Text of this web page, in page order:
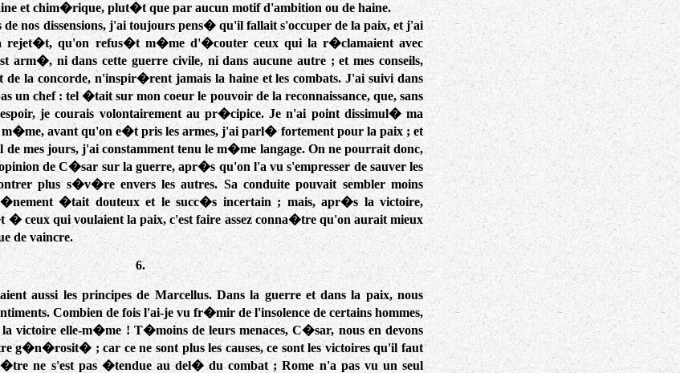
et chim�rique, plut�t que par aucun motif d'ambition ou de haine.
de nos dissensions, j'ai toujours pens� qu'il fallait s'occuper de la paix, et j'ai
rejet�t, qu'on refus�t m�me d'�couter ceux qui la r�clamaient avec
arm�, ni dans cette guerre civile, ni dans aucune autre ; et mes conseils,
de la concorde, n'inspir�rent jamais la haine et les combats. J'ai suivi dans
un chef : tel �tait sur mon coeur le pouvoir de la reconnaissance, que, sans
je courais volontairement au pr�cipice. Je n'ai point dissimul� ma
m�me, avant qu'on e�t pris les armes, j'ai parl� fortement pour la paix ; et
mes jours, j'ai constamment tenu le m�me langage. On ne pourrait donc,
de C�sar sur la guerre, apr�s qu'on l'a vu s'empresser de sauver les
plus s�v�re envers les autres. Sa conduite pouvait sembler moins
�tait douteux et le succ�s incertain ; mais, apr�s la victoire,
ceux qui voulaient la paix, c'est faire assez conna�tre qu'on aurait mieux
de vaincre.
6.
aussi les principes de Marcellus. Dans la guerre et dans la paix, nous
Combien de fois l'ai-je vu fr�mir de l'insolence de certains hommes,
victoire elle-m�me ! T�moins de leurs menaces, C�sar, nous en devons
g�n�rosit� ; car ce ne sont plus les causes, ce sont les victoires qu'il faut
ne s'est pas �tendue au del� du combat ; Rome n'a pas vu un seul